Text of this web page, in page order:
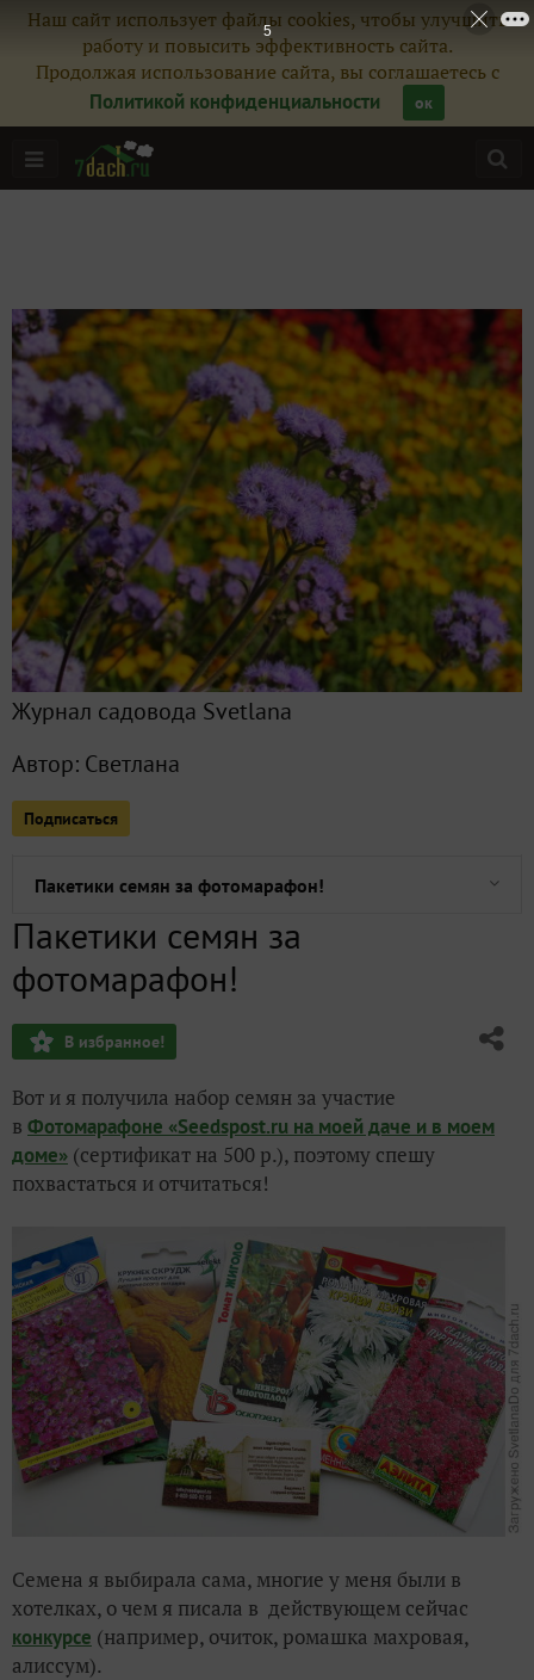
Наш сайт использует файлы cookies, чтобы улучшить
работу и повысить эффективность сайта.
Продолжая использование сайта, вы соглашаетесь с
Политикой конфиденциальности
ок
Журнал садовода Svetlana
Автор: Светлана
Подписаться
Все публикации 47
Фото 637
Сейчас обсуждают
Весенняя зима, или Организм просит немного зелени
Наборчик от Лизабокс для весеннего настроения
Просто фото, просто январь...
Новогодний сюрприз от Снегурочки!
Предновогодняя сказка... Просто фотографии...
Пакетики семян за фотомарафон!
Начало положено!!! (отовариваю карту Фикс Прайс)
Сентябрьская "фото-солянка"
У меня зазвонил телефон... Кто говорит? Курьер!
Костромская Слобода - место для умиротворения
Приятности и полезности получены!
Пакетики семян за
фотомарафон!
В избранное!
Вот и я получила набор семян за участие
в Фотомарафоне «Seedspost.ru на моей даче и в моем
доме» (сертификат на 500 р.), поэтому спешу
похвастаться и отчитаться!
Семена я выбирала сама, многие у меня были в
хотелках, о чем я писала в действующем сейчас
конкурсе (например, очиток, ромашка махровая,
алиссум).
3